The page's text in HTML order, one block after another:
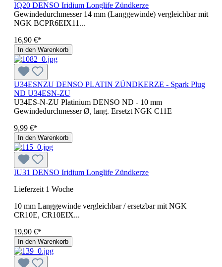
IQ20 DENSO Iridium Longlife Zündkerze
Gewindedurchmesser 14 mm (Langgewinde) vergleichbar mit
NGK BCPR6EIX11...
16,90 €*
In den Warenkorb
U34ESNZU DENSO PLATIN ZÜNDKERZE - Spark Plug
ND U34ESN-ZU
U34ES-N-ZU Platinium DENSO ND - 10 mm
Gewindedurchmesser Ø, lang. Ersetzt NGK C11E
9,99 €*
In den Warenkorb
IU31 DENSO Iridium Longlife Zündkerze
Lieferzeit 1 Woche
10 mm Langgewinde vergleichbar / ersetzbar mit NGK
CR10E, CR10EIX...
19,90 €*
In den Warenkorb